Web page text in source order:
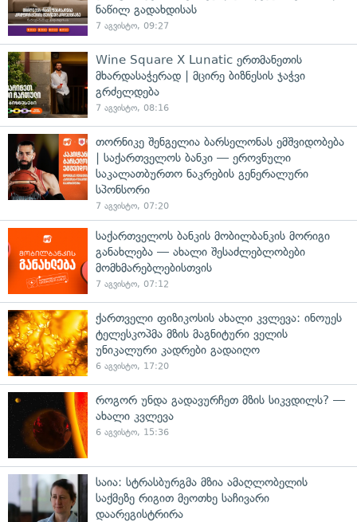
ნაწილ გადახდისას
7 აგვისტო, 09:27
Wine Square X Lunatic ერთმანეთის
მხარდასაჭერად | მცირე ბიზნესის ჯაჭვი
გრძელდება
7 აგვისტო, 08:16
თორნიკე შენგელია ბარსელონას ემშვიდობება
| საქართველოს ბანკი — ეროვნული
საკალათბურთო ნაკრების გენერალური
სპონსორი
7 აგვისტო, 07:20
საქართველოს ბანკის მობილბანკის მორიგი
განახლება — ახალი შესაძლებლობები
მომხმარებლებისთვის
7 აგვისტო, 07:12
ქართველი ფიზიკოსის ახალი კვლევა: ინოუეს
ტელესკოპმა მზის მაგნიტური ველის
უნიკალური კადრები გადაიღო
6 აგვისტო, 17:20
როგორ უნდა გადავურჩეთ მზის სიკვდილს? —
ახალი კვლევა
6 აგვისტო, 15:36
საია: სტრასბურგმა მზია ამაღლობელის
საქმეზე რიგით მეოთხე საჩივარი
დაარეგისტრირა